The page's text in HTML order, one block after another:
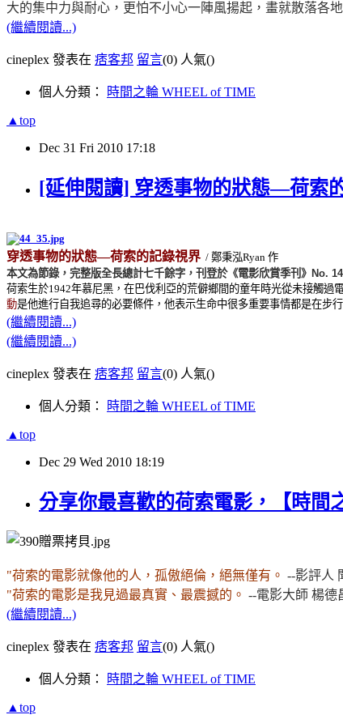
大的集中力與耐心，更怕不小心一陣風揚起，畫就散落各
(繼續閱讀...)
cineplex 發表在 痞客邦 留言(0) 人氣()
個人分類： 時間之輪 WHEEL of TIME
▲top
Dec 31 Fri 2010 17:18
[延伸閱讀] 穿透事物的狀態—荷索
穿透事物的狀態—荷索的記錄視界 / 鄭秉泓Ryan 作
本文為節錄，完整版全長總計七千餘字，刊登於《電影欣賞季刊》 No.
荷索生於1942年慕尼黑，在巴伐利亞的荒僻鄉間的童年時光從未接觸過
動是他進行自我追尋的必要條件，他表示生命中很多重要事情都是在步
(繼續閱讀...)
(繼續閱讀...)
cineplex 發表在 痞客邦 留言(0) 人氣()
個人分類： 時間之輪 WHEEL of TIME
▲top
Dec 29 Wed 2010 18:19
分享你最喜歡的荷索電影，【時間
"荷索的電影就像他的人，孤傲絕倫，絕無僅有。 --影評人
"荷索的電影是我見過最真實、最震撼的 。 --電影大師 楊德
(繼續閱讀...)
cineplex 發表在 痞客邦 留言(0) 人氣()
個人分類： 時間之輪 WHEEL of TIME
▲top